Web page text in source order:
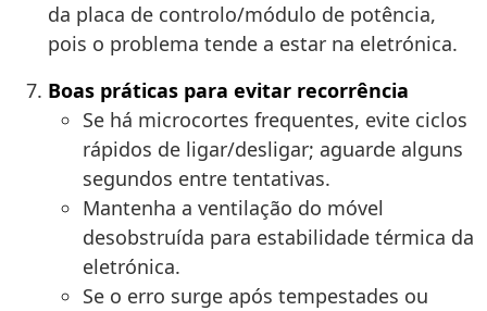
da placa de controlo/módulo de potência,
pois o problema tende a estar na eletrónica.
Boas práticas para evitar recorrência
Se há microcortes frequentes, evite ciclos
rápidos de ligar/desligar; aguarde alguns
segundos entre tentativas.
Mantenha a ventilação do móvel
desobstruída para estabilidade térmica da
eletrónica.
Se o erro surge após tempestades ou